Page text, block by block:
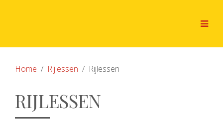
Home Rijlessen Rijlessen
RIJLESSEN